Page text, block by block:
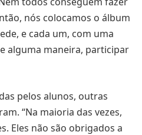
nós colocamos o álbum
e cada um, com uma
alguma maneira, participar
pelos alunos, outras
“Na maioria das vezes,
Eles não são obrigados a